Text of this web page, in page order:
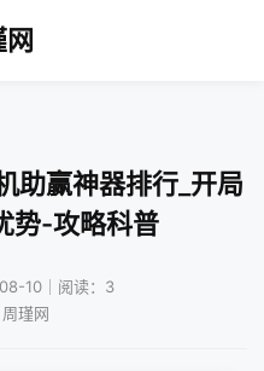
助赢神器排行_开局
势-攻略科普
10｜阅读：3
瑾网